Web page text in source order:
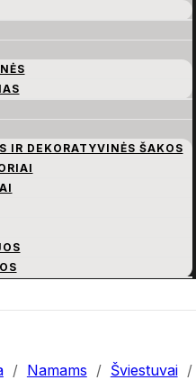
IR DEKORATYVINĖS ŠAKOS
/ Namams / Šviestuvai /